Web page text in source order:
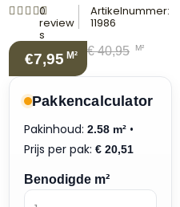
0
review
s
Artikelnummer:
11986
€7,95 M² €40,95 M²
Pakkencalculator
Pakinhoud: 2.58 m² •
Prijs per pak: € 20,51
Benodigde m²